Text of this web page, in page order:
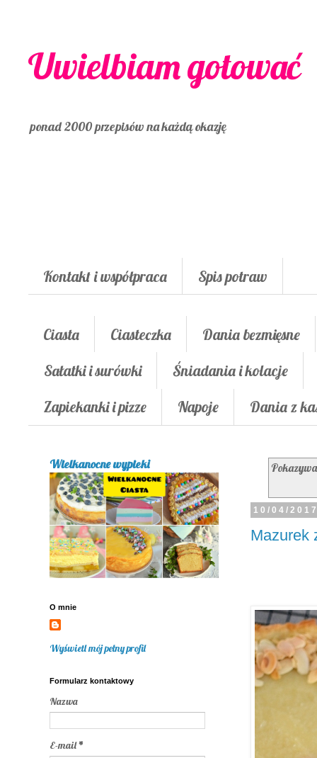
Uwielbiam gotować
ponad 2000 przepisów na każdą okazję
Kontakt i współpraca Spis potraw
Ciasta Ciasteczka
Dania bezmięsne
Sałatki i surówki
Śniadania i kolacje
Zapiekanki i pizze
Napoje Dania z
10/04/
Mazurek
Wielkanocne wypieki
O mnie
Wyświetl mój pełny profil
Formularz kontaktowy
Nazwa
E-mail*